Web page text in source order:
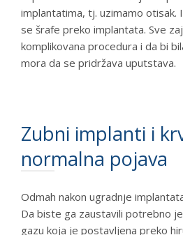
implantatima, tj. uzimamo otisak.
se šrafe preko implantata. Sve
komplikovana procedura i da bi
mora da se pridržava uputstava.
Zubni implanti i
normalna pojava
Odmah nakon ugradnje
Da biste ga zaustavili potrebno
gazu koja je postavljena preko